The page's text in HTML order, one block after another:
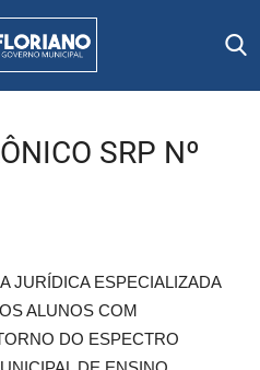
SRP Nº
JURÍDICA ESPECIALIZADA
ALUNOS COM
DO ESPECTRO